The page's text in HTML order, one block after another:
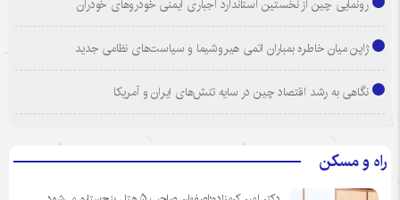
رونمایی چین از نخستین استاندارد اجباری ایمنی خودروهای خودران
ژاپن میان خاطره بمباران اتمی هیروشیما و سیاست‌های نظامی جدید
نگاهی به رشد اقتصاد چین در سایه تنش‌های ایران و آمریکا
راه و مسکن